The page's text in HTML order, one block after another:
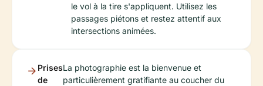
le vol à la tire s'appliquent. Utilisez les
passages piétons et restez attentif aux
intersections animées.
Prises
de
La photographie est la bienvenue et
particulièrement gratifiante au coucher du